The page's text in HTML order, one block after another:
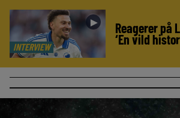
INTERVIEW
► Reagerer på
‘En vild